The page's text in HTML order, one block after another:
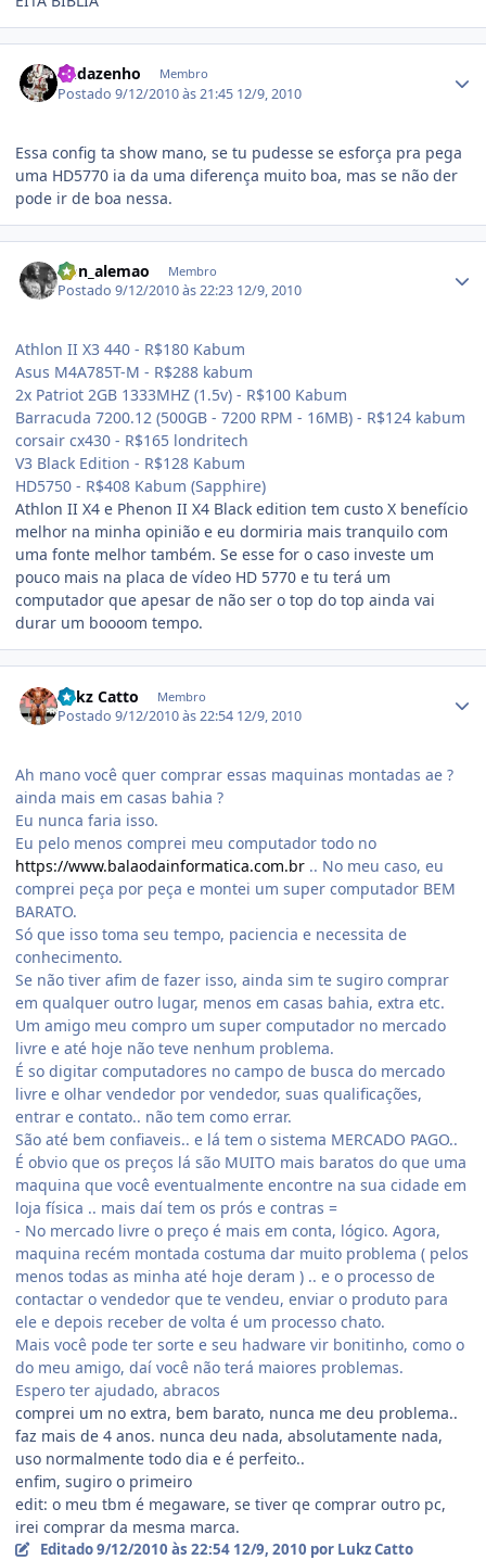
Budazenho Membro
Postado9/12/2010 às 21:45 12/9, 2010
Essa config ta show mano, se tu pudesse se esforça pra pega
uma HD5770 ia da uma diferença muito boa, mas se não der
pode ir de boa nessa.
Don_alemao Membro
Postado9/12/2010 às 22:23 12/9, 2010
Athlon II X3 440 - R$180 Kabum
Asus M4A785T-M - R$288 kabum
2x Patriot 2GB 1333MHZ (1.5v) - R$100 Kabum
Barracuda 7200.12 (500GB - 7200 RPM - 16MB) - R$124 kabum
corsair cx430 - R$165 londritech
V3 Black Edition - R$128 Kabum
HD5750 - R$408 Kabum (Sapphire)
Athlon II X4 e Phenon II X4 Black edition tem custo X benefício
melhor na minha opinião e eu dormiria mais tranquilo com
uma fonte melhor também. Se esse for o caso investe um
pouco mais na placa de vídeo HD 5770 e tu terá um
computador que apesar de não ser o top do top ainda vai
durar um boooom tempo.
Lukz Catto Membro
Postado9/12/2010 às 22:54 12/9, 2010
Ah mano você quer comprar essas maquinas montadas ae ?
ainda mais em casas bahia ?
Eu nunca faria isso.
Eu pelo menos comprei meu computador todo no
https://www.balaodainformatica.com.br .. No meu caso, eu
comprei peça por peça e montei um super computador BEM
BARATO.
Só que isso toma seu tempo, paciencia e necessita de
conhecimento.
Se não tiver afim de fazer isso, ainda sim te sugiro comprar
em qualquer outro lugar, menos em casas bahia, extra etc.
Um amigo meu compro um super computador no mercado
livre e até hoje não teve nenhum problema.
É so digitar computadores no campo de busca do mercado
livre e olhar vendedor por vendedor, suas qualificações,
entrar e contato.. não tem como errar.
São até bem confiaveis.. e lá tem o sistema MERCADO PAGO..
É obvio que os preços lá são MUITO mais baratos do que uma
maquina que você eventualmente encontre na sua cidade em
loja física .. mais daí tem os prós e contras =
- No mercado livre o preço é mais em conta, lógico. Agora,
maquina recém montada costuma dar muito problema ( pelos
menos todas as minha até hoje deram ) .. e o processo de
contactar o vendedor que te vendeu, enviar o produto para
ele e depois receber de volta é um processo chato.
Mais você pode ter sorte e seu hadware vir bonitinho, como o
do meu amigo, daí você não terá maiores problemas.
Espero ter ajudado, abracos
comprei um no extra, bem barato, nunca me deu problema..
faz mais de 4 anos. nunca deu nada, absolutamente nada,
uso normalmente todo dia e é perfeito..
enfim, sugiro o primeiro
edit: o meu tbm é megaware, se tiver qe comprar outro pc,
irei comprar da mesma marca.
Editado9/12/2010 às 22:54 12/9, 2010 por Lukz Catto